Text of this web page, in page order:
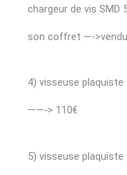
chargeur de vis SMD
son coffret —-
4) visseuse plaquiste
——-> 110€
5) visseuse